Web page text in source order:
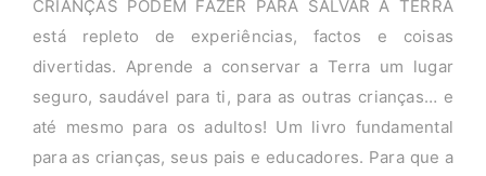
CRIANÇAS PODEM FAZER PARA SALVAR A TERRA
está repleto de experiências, factos e coisas
divertidas. Aprende a conservar a Terra um lugar
seguro, saudável para ti, para as outras crianças… e
até mesmo para os adultos! Um livro fundamental
para as crianças, seus pais e educadores. Para que a